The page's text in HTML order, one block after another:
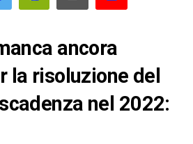
ancora
la risoluzione del
nel 2022: